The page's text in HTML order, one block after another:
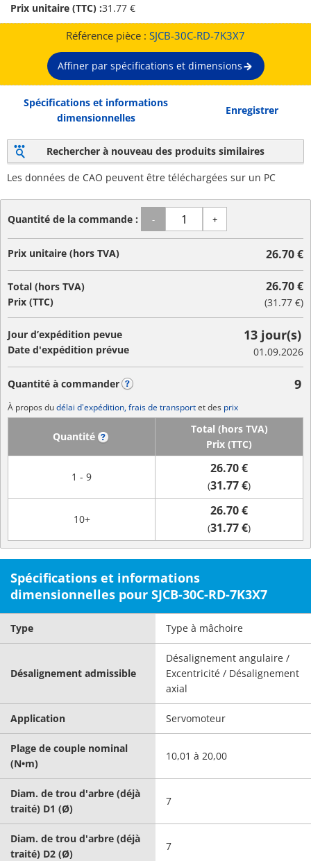
Prix unitaire (TTC) :31.77 €
Référence pièce : SJCB-30C-RD-7K3X7
Affiner par spécifications et dimensions
Spécifications et informations
dimensionnelles
Enregistrer
Rechercher à nouveau des produits similaires
Les données de CAO peuvent être téléchargées sur un PC
Quantité de la commande : - +
Prix unitaire (hors TVA) 26.70 €
Total (hors TVA)
Prix (TTC)
26.70 €
(31.77 €)
Jour d’expédition pevue
Date d'expédition prévue
13 jour(s)
01.09.2026
Quantité à commander 9
À propos dudélai d'expédition, frais de transportet des prix
Quantité
Total (hors TVA)
Prix (TTC)
1 - 9
26.70 €
(31.77 €)
10+
26.70 €
(31.77 €)
Spécifications et informations
dimensionnelles pour SJCB-30C-RD-7K3X7
Type Type à mâchoire
Désalignement admissible
Désalignement angulaire /
Excentricité / Désalignement
axial
Application Servomoteur
Plage de couple nominal
(N•m)
10,01 à 20,00
Diam. de trou d'arbre (déjà
traité) D1 (Ø)
7
Diam. de trou d'arbre (déjà
traité) D2 (Ø)
7